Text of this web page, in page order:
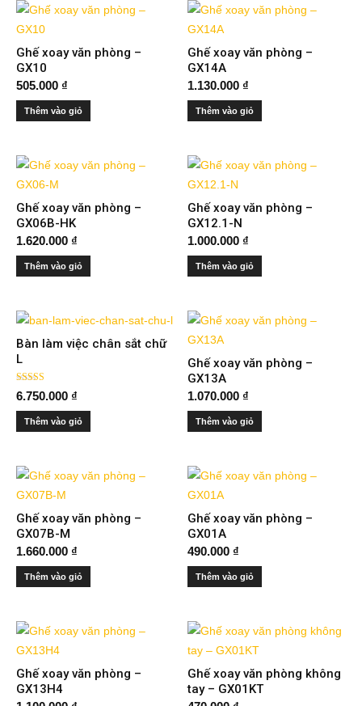
Ghế xoay văn phòng –
GX10
505.000 ₫
Thêm vào giỏ
Ghế xoay văn phòng –
GX14A
1.130.000 ₫
Thêm vào giỏ
Ghế xoay văn phòng –
GX06B-HK
1.620.000 ₫
Thêm vào giỏ
Ghế xoay văn phòng –
GX12.1-N
1.000.000 ₫
Thêm vào giỏ
Bàn làm việc chân sắt chữ
L
Được xếp
hạng
4.00
5 sao
6.750.000 ₫
Thêm vào giỏ
Ghế xoay văn phòng –
GX13A
1.070.000 ₫
Thêm vào giỏ
Ghế xoay văn phòng –
GX07B-M
1.660.000 ₫
Thêm vào giỏ
Ghế xoay văn phòng –
GX01A
490.000 ₫
Thêm vào giỏ
Ghế xoay văn phòng –
GX13H4
Ghế xoay văn phòng không
tay – GX01KT